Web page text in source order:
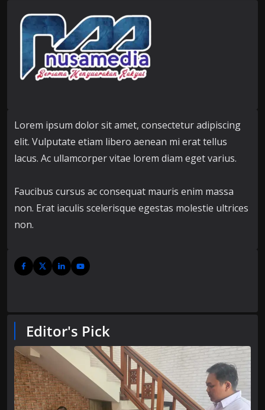
Lorem ipsum dolor sit amet, consectetur adipiscing
elit. Vulputate etiam libero aenean mi erat tellus
lacus. Ac ullamcorper vitae lorem diam eget varius.
Faucibus cursus ac consequat mauris enim massa
non. Erat iaculis scelerisque egestas molestie ultrices
non.
Editor's Pick